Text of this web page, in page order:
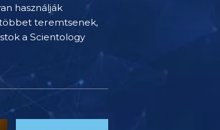
használják
teremtsenek,
a Scientology